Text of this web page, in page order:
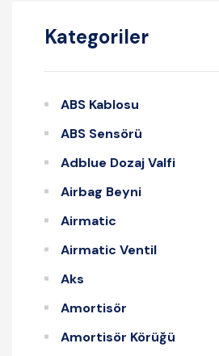
Kategoriler
ABS Kablosu
ABS Sensörü
Adblue Dozaj Valfi
Airbag Beyni
Airmatic
Airmatic Ventil
Aks
Amortisör
Amortisör Körüğü